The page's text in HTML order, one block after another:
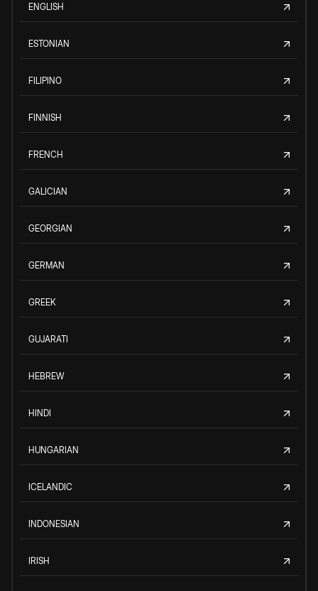
ENGLISH
ESTONIAN
FILIPINO
FINNISH
FRENCH
GALICIAN
GEORGIAN
GERMAN
GREEK
GUJARATI
HEBREW
HINDI
HUNGARIAN
ICELANDIC
INDONESIAN
IRISH